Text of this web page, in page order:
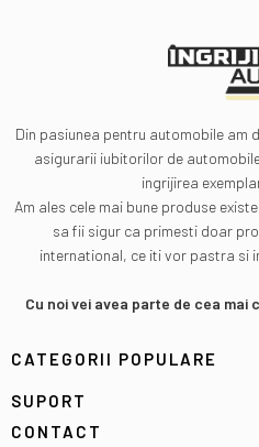
Din pasiunea pentru automobile am
asigurarii iubitorilor de
ingrijirea
Am ales cele mai bune produse
sa fii sigur ca primesti doar
international, ce iti vor pastra si
Cu noi vei avea parte de cea
CATEGORII POPULARE
SUPORT
CONTACT